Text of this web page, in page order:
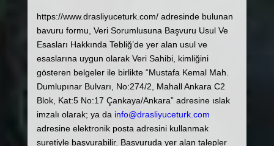
https://www.drasliyuceturk.com/ adresinde bulunan
bavuru formu, Veri Sorumlusuna Başvuru Usul Ve
Esasları Hakkında Tebliğ’de yer alan usul ve
esaslarına uygun olarak Veri Sahibi, kimliğini
gösteren belgeler ile birlikte “Mustafa Kemal Mah.
Dumlupınar Bulvarı, No:274/2, Mahall Ankara C2
Blok, Kat:5 No:17 Çankaya/Ankara” adresine ıslak
imzalı olarak; ya da info@drasliyuceturk.com
adresine elektronik posta adresini kullanmak
suretiyle başvurabilir. Başvuruda yer alan talepler